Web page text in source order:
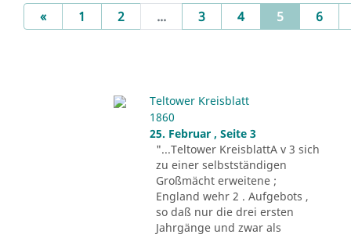
«Previous
1 2 ... 3 4 5(current)
6
Teltower Kreisblatt
1860
25. Februar , Seite 3
"...Teltower KreisblattA v 3 sich
zu einer selbstständigen
Großmächt erweitene ;
England wehr 2 . Aufgebots ,
so daß nur die drei ersten
Jahrgänge und zwar als